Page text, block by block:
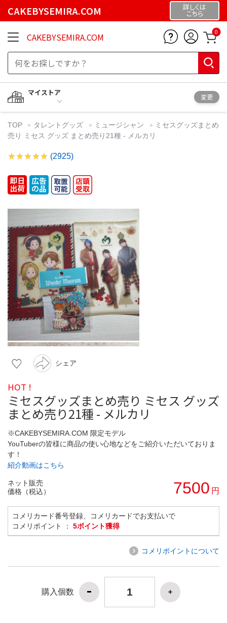
CAKEBYSEMIRA.COM 詳しくは
こちら
CAKEBYSEMIRA.COM 0
マイストア
変更
TOP タレントグッズ ミュージシャン
ミセスグッズまとめ
売り ミセス グッズ まとめ売り21種 - メルカリ
(2925)
シェア
HOT !
ミセスグッズまとめ売り ミセス グッズ
まとめ売り21種 - メルカリ
※CAKEBYSEMIRA.COM 限定モデル
YouTuberの皆様に商品の使い心地などをご紹介いただいておりま
す！
紹介動画はこちら
ネット販売
価格（税込）
7500 円
コメリカード番号登録、コメリカードでお支払いで
コメリポイント ： 5ポイント獲得
コメリポイントについて
購入個数